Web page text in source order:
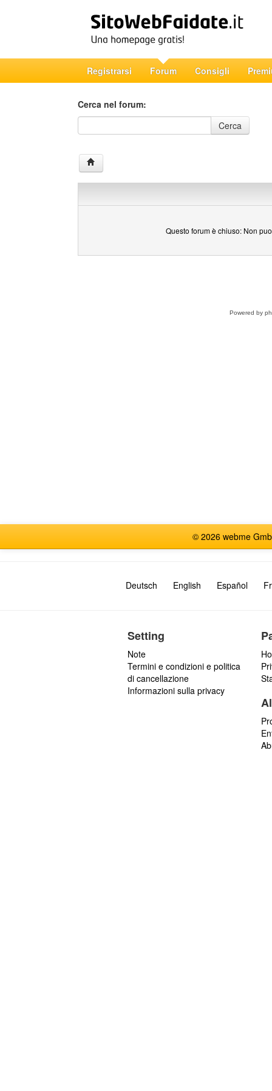
Registrarsi Forum Consigli
Cerca nel forum:
Cerca nel forum
Cerca
Questo forum è chiuso: Non
Powered by
© 2026 webme
Deutsch English Español
Setting
Note
Termini e condizioni e politica
di cancellazione
Informazioni sulla privacy